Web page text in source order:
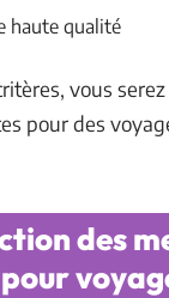
haute qualité
vous
pour des
des